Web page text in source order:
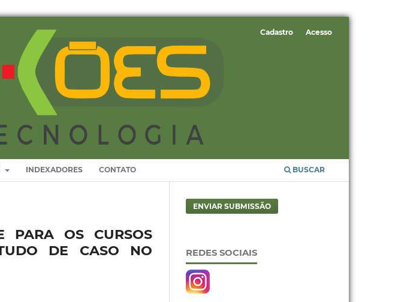
INDEXADORES CONTATO BUSCAR
Cadastro Acesso
PARA OS CURSOS
DE CASO NO
ENVIAR SUBMISSÃO
REDES SOCIAIS